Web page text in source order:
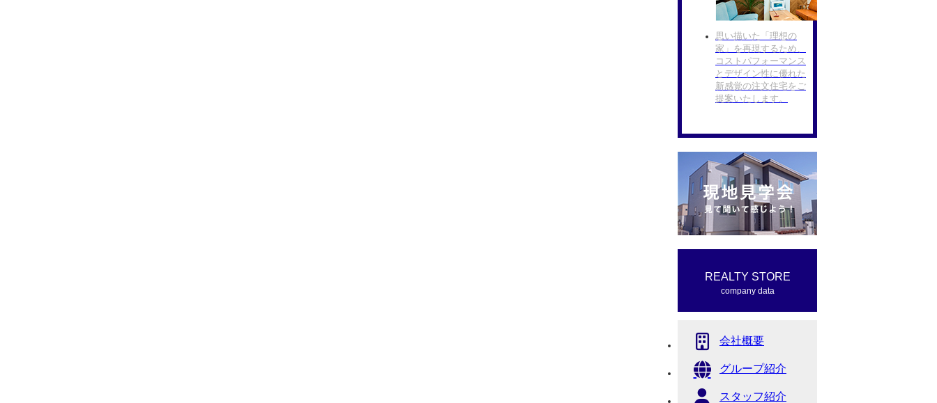
思い描いた「理想の
家」を再現するため、
コストパフォーマンス
とデザイン性に優れた
新感覚の注文住宅をご
提案いたします。
REALTY STORE
company data
会社概要
グループ紹介
スタッフ紹介